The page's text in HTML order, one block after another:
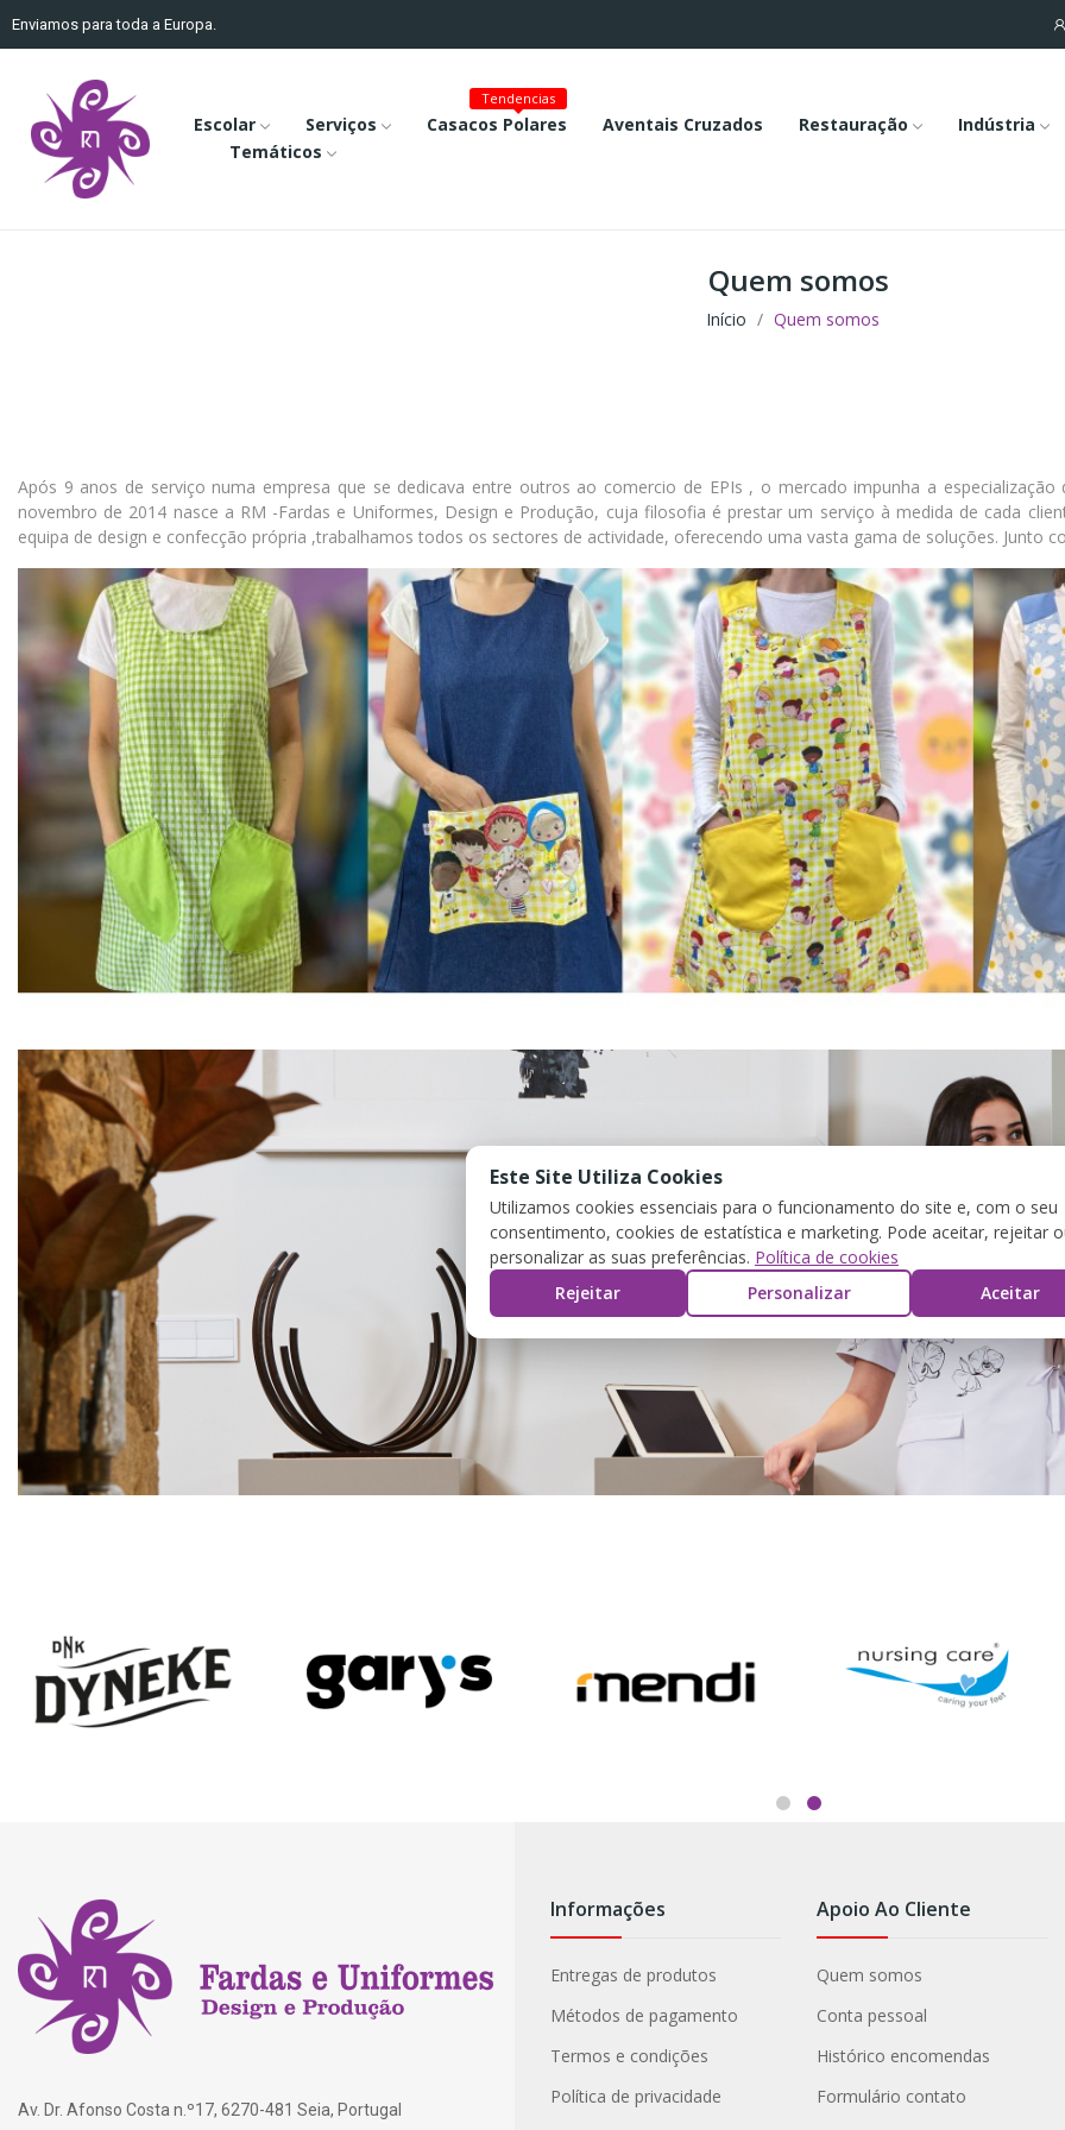
Enviamos para toda a Europa.
Escolar Serviços Casacos Polares
Tendencias
Aventais Cruzados Restauração
Indústria
Temáticos
Quem somos
Início Quem somos
Após 9 anos de serviço numa empresa que se dedicava entre outros ao comercio de EPIs , o mercado impunha a
novembro de 2014 nasce a RM -Fardas e Uniformes, Design e Produção, cuja filosofia é prestar um serviço à medida de cada
equipa de design e confecção própria ,trabalhamos todos os sectores de actividade, oferecendo uma vasta gama de soluções. Junto
Av. Dr. Afonso Costa n.º17, 6270-481 Seia, Portugal
Informações
Entregas de produtos
Métodos de pagamento
Termos e condições
Política de privacidade
Apoio Ao Cliente
Quem somos
Conta pessoal
Histórico encomendas
Formulário contato
Este Site Utiliza Cookies
Utilizamos cookies essenciais para o funcionamento do site e, com o seu
consentimento, cookies de estatística e marketing. Pode aceitar, rejeitar
personalizar as suas preferências. Política de cookies
Rejeitar
Personalizar Aceitar